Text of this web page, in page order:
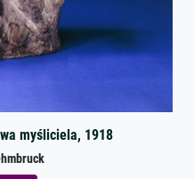
myśliciela, 1918